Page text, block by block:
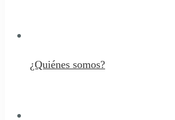
¿Quiénes somos?